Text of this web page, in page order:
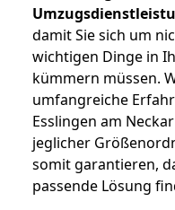
damit Sie sich um
wichtigen Dinge in
kümmern müssen.
umfangreiche
Esslingen am
jeglicher
somit garantieren,
passende Lösung